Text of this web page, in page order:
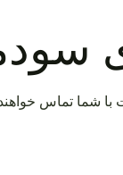
با شما تماس